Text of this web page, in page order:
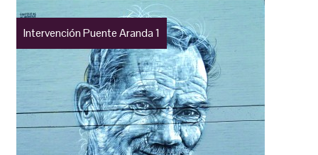
Intervención Puente Aranda 1